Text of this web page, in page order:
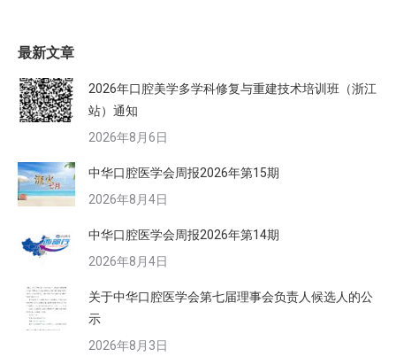
最新文章
2026年口腔美学多学科修复与重建技术培训班（浙江
站）通知
2026年8月6日
中华口腔医学会周报2026年第15期
2026年8月4日
中华口腔医学会周报2026年第14期
2026年8月4日
关于中华口腔医学会第七届理事会负责人候选人的公
示
2026年8月3日